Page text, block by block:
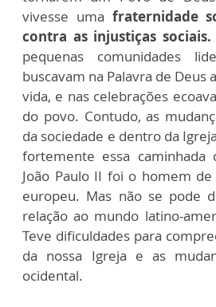
vivesse uma fraternidade
contra as injustiças sociais.
pequenas comunidades
buscavam na Palavra de Deus
vida, e nas celebrações
do povo. Contudo, as
da sociedade e dentro da
fortemente essa caminhada
João Paulo II foi o homem
europeu. Mas não se pode
relação ao mundo latino-
Teve dificuldades para
da nossa Igreja e as
ocidental.